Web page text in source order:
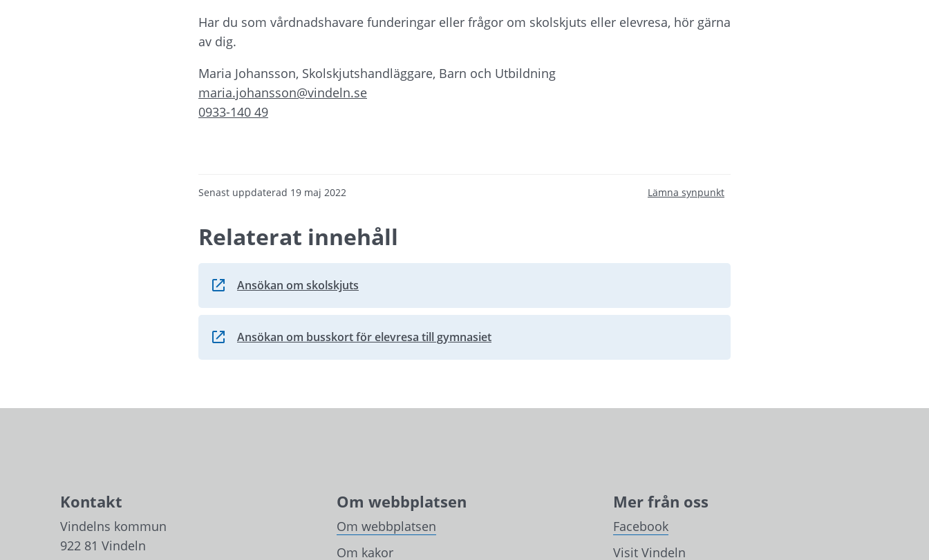
Har du som vårdnadshavare funderingar eller frågor om skolskjuts eller elevresa, hör gärna
av dig.
Maria Johansson, Skolskjutshandläggare, Barn och Utbildning
maria.johansson@vindeln.se
0933-140 49
Senast uppdaterad 19 maj 2022 Lämna synpunkt
Relaterat innehåll
Ansökan om skolskjuts
Länk till annan webbplats.
Ansökan om busskort för elevresa till gymnasiet
Länk till annan webbplats.
Kontakt
Vindelns kommun
922 81 Vindeln
Om webbplatsen
Om webbplatsen
Om kakor
Mer från oss
Facebook
Visit Vindeln